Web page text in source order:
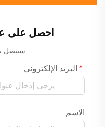
احصل على
سيتصل
البريد الإلكتروني
الاسم